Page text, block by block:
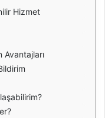
Hizmet
Avantajları